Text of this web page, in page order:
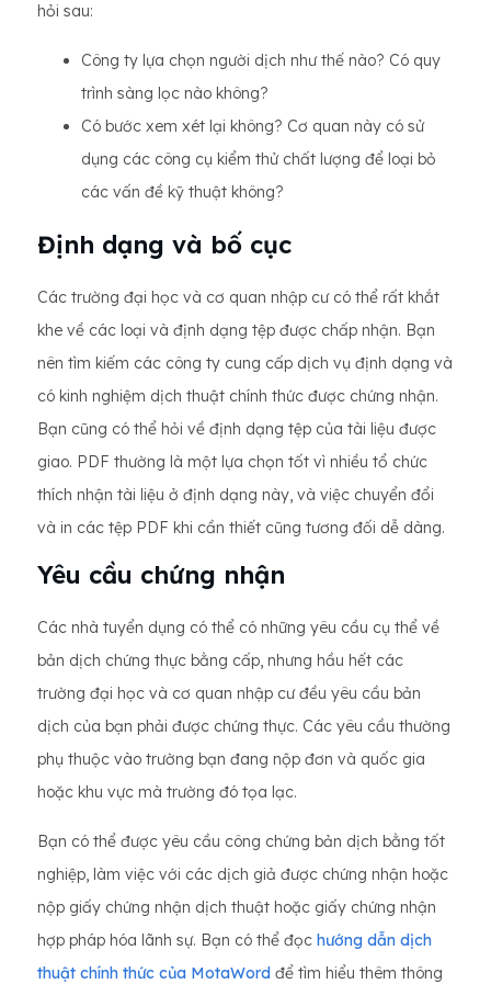
hỏi sau:
Công ty lựa chọn người dịch như thế nào? Có quy
trình sàng lọc nào không?
Có bước xem xét lại không? Cơ quan này có sử
dụng các công cụ kiểm thử chất lượng để loại bỏ
các vấn đề kỹ thuật không?
Định dạng và bố cục
Các trường đại học và cơ quan nhập cư có thể rất khắt
khe về các loại và định dạng tệp được chấp nhận. Bạn
nên tìm kiếm các công ty cung cấp dịch vụ định dạng và
có kinh nghiệm dịch thuật chính thức được chứng nhận.
Bạn cũng có thể hỏi về định dạng tệp của tài liệu được
giao. PDF thường là một lựa chọn tốt vì nhiều tổ chức
thích nhận tài liệu ở định dạng này, và việc chuyển đổi
và in các tệp PDF khi cần thiết cũng tương đối dễ dàng.
Yêu cầu chứng nhận
Các nhà tuyển dụng có thể có những yêu cầu cụ thể về
bản dịch chứng thực bằng cấp, nhưng hầu hết các
trường đại học và cơ quan nhập cư đều yêu cầu bản
dịch của bạn phải được chứng thực. Các yêu cầu thường
phụ thuộc vào trường bạn đang nộp đơn và quốc gia
hoặc khu vực mà trường đó tọa lạc.
Bạn có thể được yêu cầu công chứng bản dịch bằng tốt
nghiệp, làm việc với các dịch giả được chứng nhận hoặc
nộp giấy chứng nhận dịch thuật hoặc giấy chứng nhận
hợp pháp hóa lãnh sự. Bạn có thể đọc hướng dẫn dịch
thuật chính thức của MotaWord để tìm hiểu thêm thông